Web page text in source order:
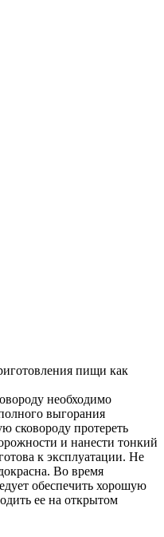
пищи как
необходимо
выгорания
сковороду протереть
и нанести тонкий
к эксплуатации. Не
Во время
обеспечить хорошую
ее на открытом